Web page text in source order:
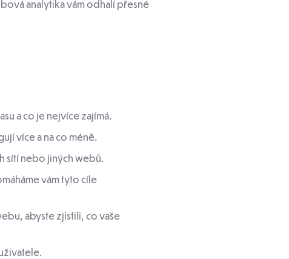
analytika vám odhalí přesné
a co je nejvíce zajímá.
více a na co méně.
sítí nebo jiných webů.
vám tyto cíle
abyste zjistili, co vaše